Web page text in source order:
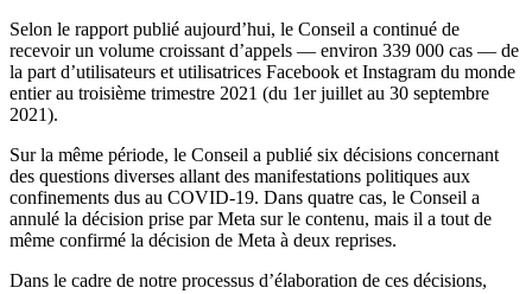
Selon le rapport publié aujourd’hui, le Conseil a continué de
recevoir un volume croissant d’appels — environ 339 000 cas — de
la part d’utilisateurs et utilisatrices Facebook et Instagram du monde
entier au troisième trimestre 2021 (du 1er juillet au 30 septembre
2021).
Sur la même période, le Conseil a publié six décisions concernant
des questions diverses allant des manifestations politiques aux
confinements dus au COVID-19. Dans quatre cas, le Conseil a
annulé la décision prise par Meta sur le contenu, mais il a tout de
même confirmé la décision de Meta à deux reprises.
Dans le cadre de notre processus d’élaboration de ces décisions,